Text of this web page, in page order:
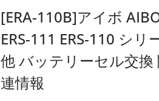
[ERA-110B]アイボ
ERS-111 ERS-110 シリ
他 バッテリーセル交換
連情報